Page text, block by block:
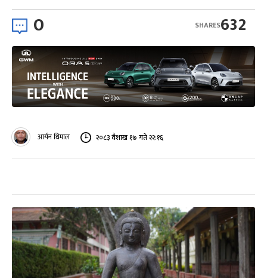
0 632
SHARES
आर्यन धिमाल २०८३ वैशाख १७ गते २२:१६